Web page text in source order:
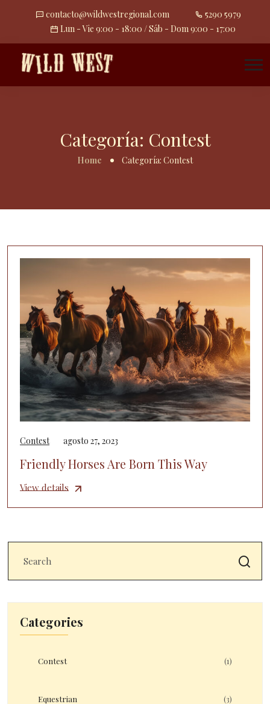
contacto@wildwestregional.com
5290 5979
Lun - Vie 9:00 - 18:00 / Sáb - Dom 9:00 - 17:00
Categoría: Contest
Home Categoría: Contest
Contest agosto 27, 2023
Friendly Horses Are Born This Way
View details
Categories
Contest (1)
Equestrian (3)